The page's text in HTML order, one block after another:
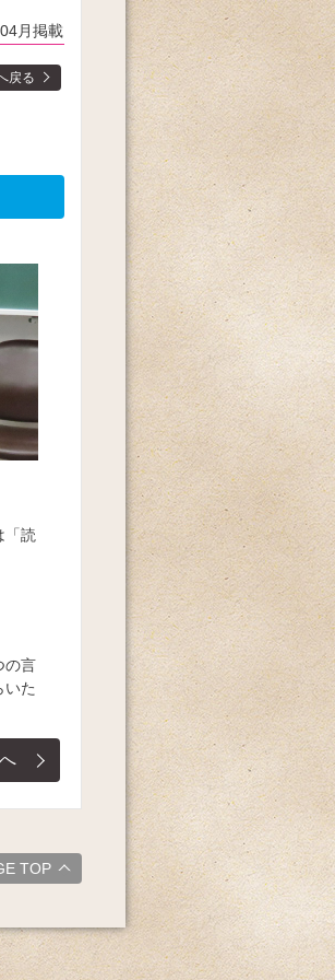
月掲載
戻る
「読
の言
いた
TOP